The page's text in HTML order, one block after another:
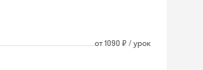
от 1090 ₽ / урок